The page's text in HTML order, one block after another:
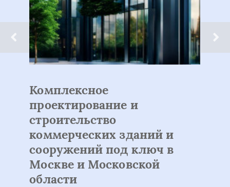
Комплексное
проектирование и
строительство
коммерческих зданий и
сооружений под ключ в
Москве и Московской
области